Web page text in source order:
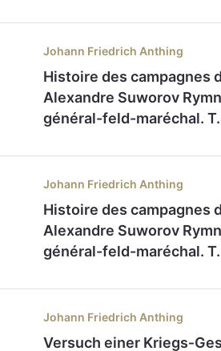
Johann Friedrich Anthing
Histoire des campagnes
Alexandre Suworov
général-feld-maréchal. T.
Johann Friedrich Anthing
Histoire des campagnes
Alexandre Suworov
général-feld-maréchal.
Johann Friedrich Anthing
Versuch einer